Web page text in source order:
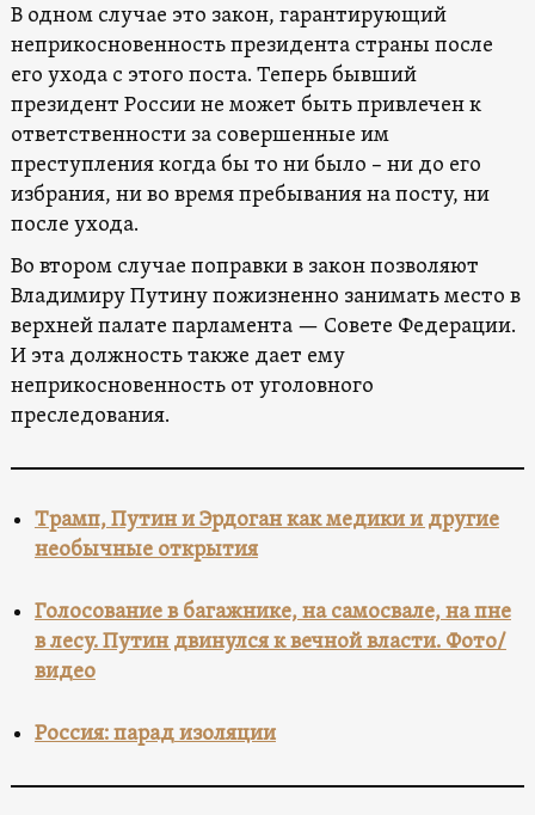
В одном случае это закон, гарантирующий
неприкосновенность президента страны после
его ухода с этого поста. Теперь бывший
президент России не может быть привлечен к
ответственности за совершенные им
преступления когда бы то ни было – ни до его
избрания, ни во время пребывания на посту, ни
после ухода.
Во втором случае поправки в закон позволяют
Владимиру Путину пожизненно занимать место в
верхней палате парламента — Совете Федерации.
И эта должность также дает ему
неприкосновенность от уголовного
преследования.
Трамп, Путин и Эрдоган как медики и другие
необычные открытия
Голосование в багажнике, на самосвале, на пне
в лесу. Путин двинулся к вечной власти. Фото/
видео
Россия: парад изоляции